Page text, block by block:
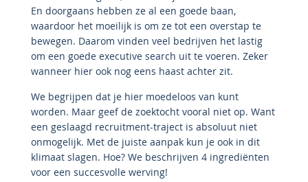
En doorgaans hebben ze al een goede baan,
waardoor het moeilijk is om ze tot een overstap te
bewegen. Daarom vinden veel bedrijven het lastig
om een goede executive search uit te voeren. Zeker
wanneer hier ook nog eens haast achter zit.
We begrijpen dat je hier moedeloos van kunt
worden. Maar geef de zoektocht vooral niet op. Want
een geslaagd recruitment-traject is absoluut niet
onmogelijk. Met de juiste aanpak kun je ook in dit
klimaat slagen. Hoe? We beschrijven 4 ingrediënten
voor een succesvolle werving!